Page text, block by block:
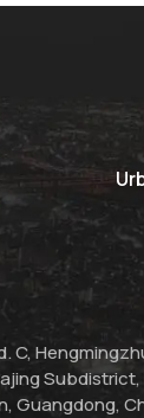
C,
Subdistrict,
Guangdong,